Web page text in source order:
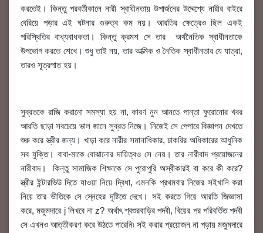
করতেই। কিন্তু পরবর্তীকালে নারী স্বাধীনতায় উপার্জনের উদ্দেশ্যে নারীর বাইরে
বেরিয়ে পড়ার এই ঘটনার গুরুত্ব কম নয়। আরতির ক্ষেত্রেও ছিল একই
পরিস্থিতির বাধ্যবাধকতা। কিন্তু ক্রমশ সে তার অর্থনৈতিক স্বাধীনতাকে
উপভোগ করতে শেখে। শুধু তাই নয়, তার আত্মিক ও নৈতিক স্বাধীনতার যে যাত্রা,
তারও সূত্রপাত হয়।
সুব্রতকে রাজি করানো সমস্যা হয় না, কারণ নুন আনতে পান্তা ফুরোনোর খবর
আরতি ছাড়া সবচেয়ে ভাল জানে সুব্রত নিজে। নিজেই সে পেপারে বিজ্ঞাপন দেখতে
শুরু করে স্ত্রীর জন্য। খাড়া করে নারীর সমানাধিকার, চাকরির অধিকারের আধুনিক
সব যুক্তি। বাবা-মাকে বোঝানোর দায়িত্বও সে নেয়। তার নারীবাদ প্রয়োজনের
নারীবাদ। কিন্তু সামাজিক শিক্ষাকে সে পুরোপুরি অস্বীকারই বা করে কী করে?
স্ত্রীর ইন্টারভিউ দিতে যাওয়া নিয়ে দ্বিধা, এমনকি প্রথমবার নিজের সইখানি করা
নিয়ে তার ভীতিকে সে স্নেহের দৃষ্টিতে দেখে। সই করতে গিয়ে আরতি জিজ্ঞাসা
করে, মজুমদারে j লিখবে না z? অর্থাৎ শ্বশুরবাড়ির পদবী, বিয়ের পর পরিবর্তিত পদবী
সে এখনও আত্তীকরণ করে উঠতে পারেনি৷ সই করার প্রয়োজন না পড়ায় মজুমদারে